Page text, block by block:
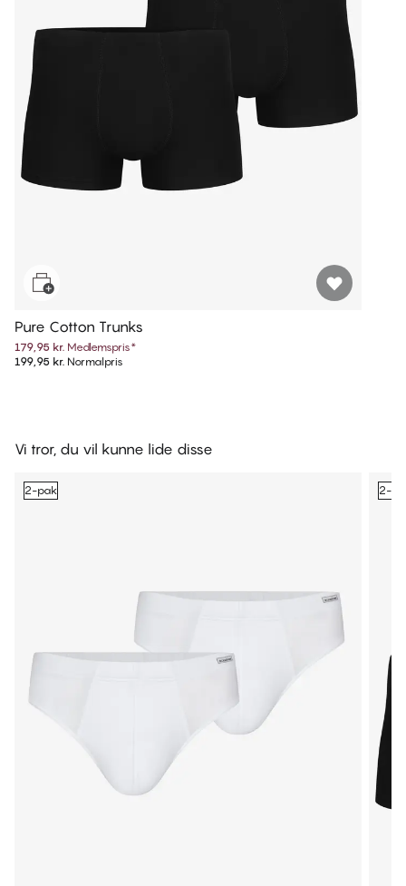
Pure Cotton Trunks
179,95 kr. Medlemspris*
199,95 kr. Normalpris
Vi tror, du vil kunne lide disse
2-pak 2-